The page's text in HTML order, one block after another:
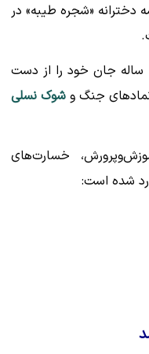
دخترانه «شجره طیبه» در
در این حادثه، ۱۶۸ دانش‌آموز ۷ تا ۱۲ ساله جان خود را از دست
نمادهای جنگ و شوک نسلی
خسارت‌های
شده است: